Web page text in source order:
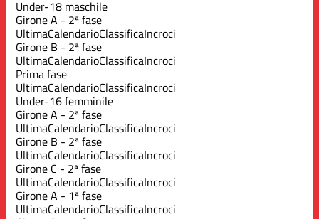
Under-18 maschile
Girone A - 2ª fase
UltimaCalendarioClassificaIncroci
Girone B - 2ª fase
UltimaCalendarioClassificaIncroci
Prima fase
UltimaCalendarioClassificaIncroci
Under-16 femminile
Girone A - 2ª fase
UltimaCalendarioClassificaIncroci
Girone B - 2ª fase
UltimaCalendarioClassificaIncroci
Girone C - 2ª fase
UltimaCalendarioClassificaIncroci
Girone A - 1ª fase
UltimaCalendarioClassificaIncroci